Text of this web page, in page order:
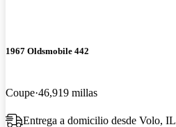
1967 Oldsmobile 442
Coupe 46,919 millas
Entrega a domicilio desde Volo, IL